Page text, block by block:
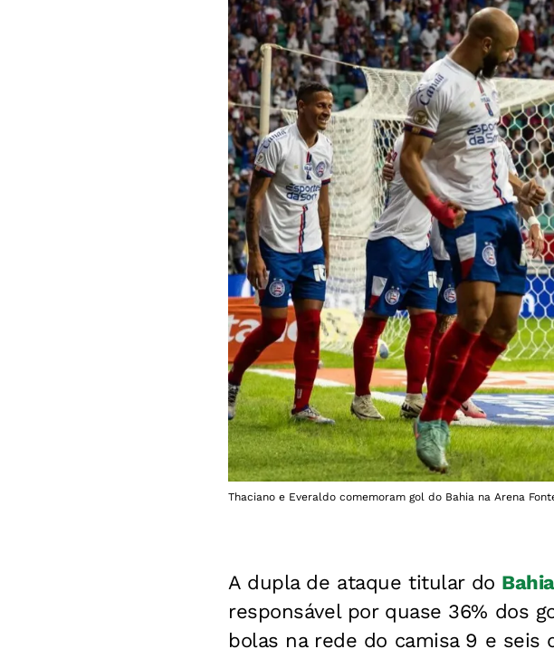
Thaciano e Everaldo comemoram gol do Bahia na Arena
A dupla de ataque titular do Bahia
responsável por quase 36% dos
bolas na rede do camisa 9 e seis